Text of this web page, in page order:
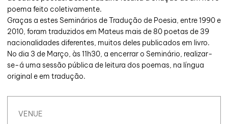
poema feito coletivamente.
Graças a estes Seminários de Tradução de Poesia, entre 1990 e
2010, foram traduzidos em Mateus mais de 80 poetas de 39
nacionalidades diferentes, muitos deles publicados em livro.
No dia 3 de Março, às 11h30, a encerrar o Seminário, realizar-
se-á uma sessão pública de leitura dos poemas, na língua
original e em tradução.
VENUE